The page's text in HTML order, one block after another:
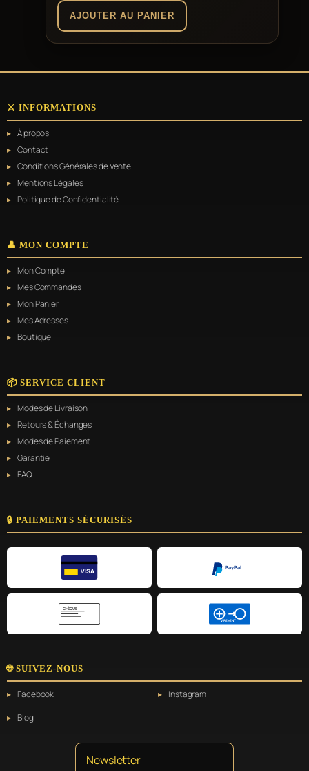
AJOUTER AU PANIER
⚔️ INFORMATIONS
À propos
Contact
Conditions Générales de Vente
Mentions Légales
Politique de Confidentialité
👤 MON COMPTE
Mon Compte
Mes Commandes
Mon Panier
Mes Adresses
Boutique
📦 SERVICE CLIENT
Modes de Livraison
Retours & Échanges
Modes de Paiement
Garantie
FAQ
🔒 PAIEMENTS SÉCURISÉS
VISA
PayPal
CHÈQUE
VIREMENT
🌐 SUIVEZ-NOUS
Facebook
Instagram
Blog
Newsletter